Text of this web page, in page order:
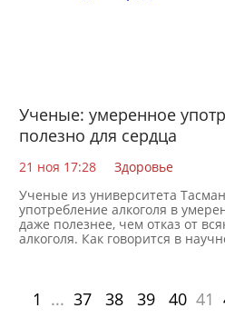
Ученые: умеренное
полезно для сердца
21 ноя 17:28
Здоровье
Ученые из университета
употребление алкоголя в
даже полезнее, чем отказ от
алкоголя. Как говорится в
1 ... 37 38 39 40 41